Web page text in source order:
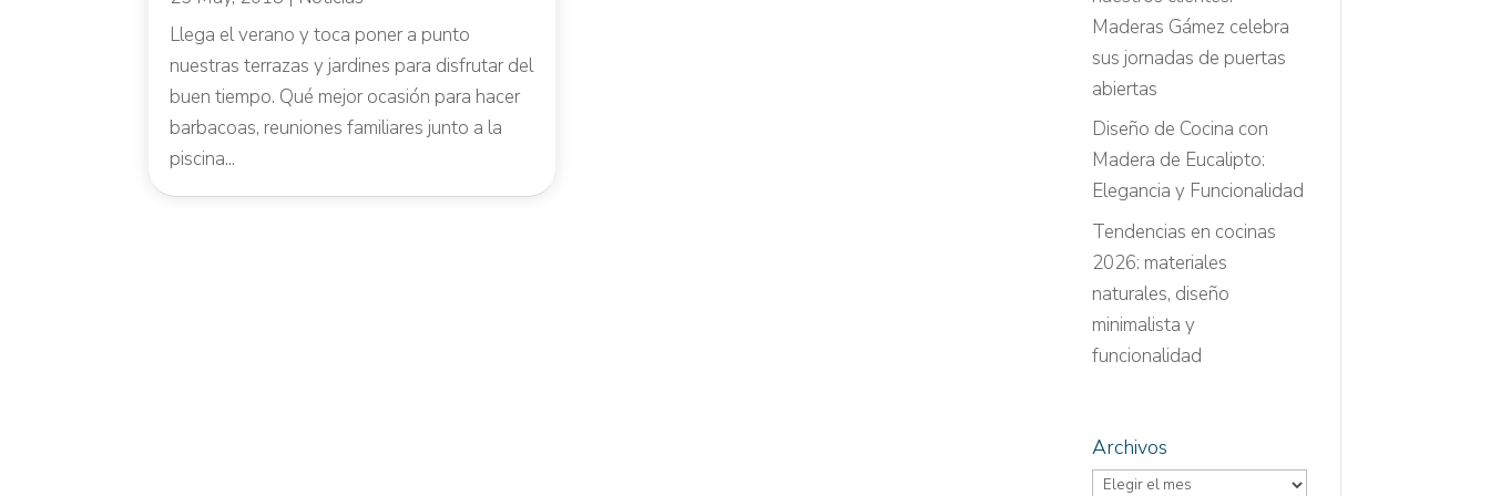
Llega el verano y toca poner a punto
nuestras terrazas y jardines para disfrutar del
buen tiempo. Qué mejor ocasión para hacer
barbacoas, reuniones familiares junto a la
piscina...
Maderas Gámez celebra
sus jornadas de puertas
abiertas
Diseño de Cocina con
Madera de Eucalipto:
Elegancia y Funcionalidad
Tendencias en cocinas
2026: materiales
naturales, diseño
minimalista y
funcionalidad
Archivos
Archivos